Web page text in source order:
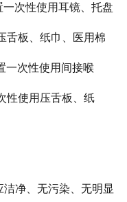
次性使用耳镜、托盘
舌板、纸巾、医用棉
一次性使用间接喉
性使用压舌板、纸
洁净、无污染、无明显